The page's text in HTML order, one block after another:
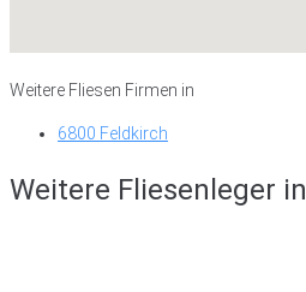
Weitere Fliesen Firmen in
6800 Feldkirch
Weitere Fliesenleger in